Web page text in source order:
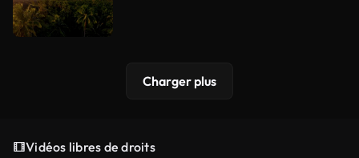
Charger plus
Vidéos libres de droits